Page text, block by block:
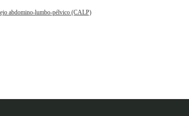
abdomino-lumbo-pélvico (CALP)